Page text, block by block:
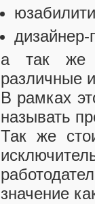
а так же
различные
В рамках
называть
Так же
значение